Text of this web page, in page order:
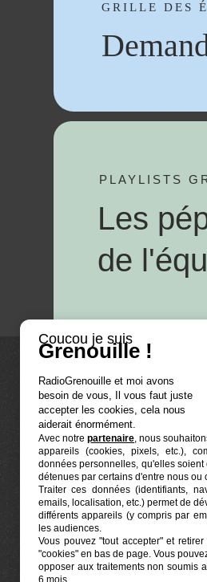
GRILLE DES
PLAYLISTS
Les
de
Euphonia est le partenaire
Radio Grenouille, radio
marseillaise.
Locaux situés à la Friche Belle de
41, rue Jobin — 13003 Marseille
Coucou je suis
Grenouille !
RadioGrenouille et moi avons
besoin de vous, Il vous faut juste
accepter les cookies, cela nous
aiderait énormément.
Avec notrepartenaire, nous
appareils (cookies, pixels, etc.),
données personnelles, qu'elles
détenues par certains d'entre nous ou
Traiter ces données (identifiants,
emails, localisation, etc.) permet de
différents appareils (y compris par
les audiences.
Vous pouvez "tout accepter" et
"cookies" en bas de page. Vous
opposer aux traitements non soumis
6 mois.